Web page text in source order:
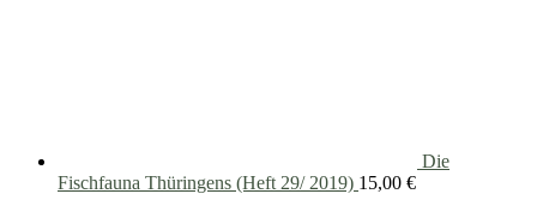
Die
Fischfauna Thüringens (Heft 29/ 2019) 15,00 €